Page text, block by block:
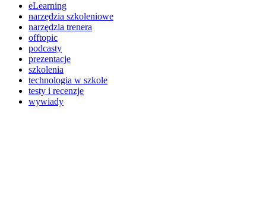
eLearning
narzędzia szkoleniowe
narzędzia trenera
offtopic
podcasty
prezentacje
szkolenia
technologia w szkole
testy i recenzje
wywiady